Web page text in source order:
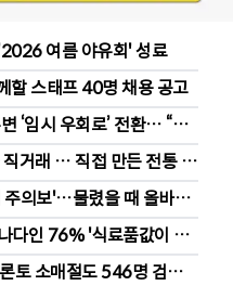
여름 야유회' 성료
할 스태프 40명 채용 공고
‘임시 우회로’ 전환… “영
직거래 … 직접 만든 전통 장
주의보'…물렸을 때 올바른
다인 76% '식료품값이 가
토 소매절도 546명 검